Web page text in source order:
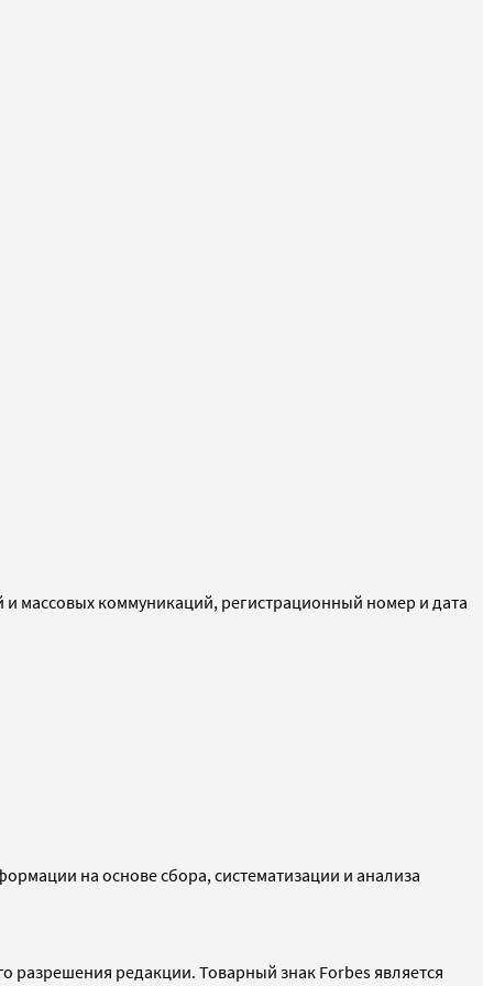
массовых коммуникаций, регистрационный номер и дата
на основе сбора, систематизации и анализа
редакции. Товарный знак Forbes является